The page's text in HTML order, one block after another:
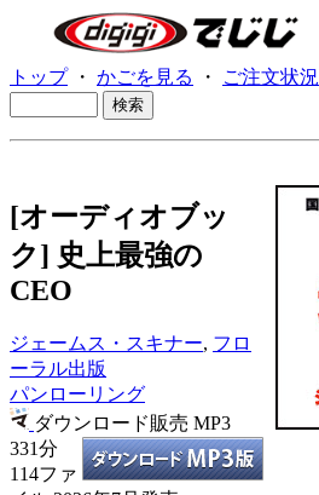
トップ・ かごを見る ・ ご注文状況
[オーディオブッ
ク] 史上最強の
CEO
ジェームス・スキナー, フロ
ーラル出版
パンローリング
ダウンロード販売 MP3
331分
114ファ